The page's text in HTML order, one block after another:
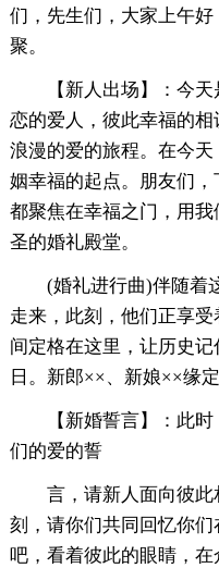
们，先生们，大家上午
聚。
【新人出场】：今
恋的爱人，彼此幸福的
浪漫的爱的旅程。在今
姻幸福的起点。朋友们
都聚焦在幸福之门，用
圣的婚礼殿堂。
(婚礼进行曲)伴随着
走来，此刻，他们正享
间定格在这里，让历史
日。新郎××、新娘××缘
【新婚誓言】：此
们的爱的誓
言，请新人面向彼
刻，请你们共同回忆你
吧，看着彼此的眼睛，在